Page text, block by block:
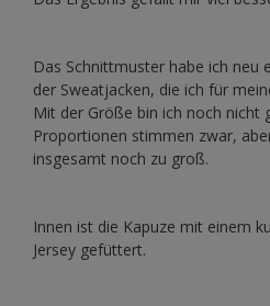
Das Schnittmuster habe ich neu
der Sweatjacken, die ich für
Mit der Größe bin ich noch nicht
Proportionen stimmen zwar,
insgesamt noch zu groß.
Innen ist die Kapuze mit einem
Jersey gefüttert.